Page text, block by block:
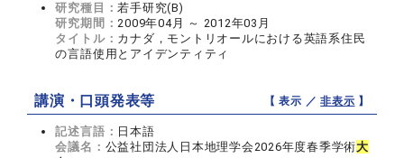
研究種目：若手研究(B)
研究期間：2009年04月 ～ 2012年03月
タイトル： カナダ，モントリオールにおける英語系住民
の言語使用とアイデンティティ
講演・口頭発表等 【 表示 ／非表示 】
記述言語： 日本語
会議名： 公益社団法人日本地理学会2026年度春季学術大